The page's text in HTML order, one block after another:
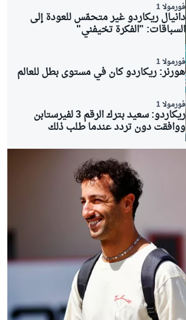
فورمولا 1
دانيال ريكاردو غير متحمّس للعودة إلى
السباقات: "الفكرة تخيفني"
فورمولا 1
هورنر: ريكاردو كان في مستوى بطل للعالم
فورمولا 1
ريكاردو: سعيد بترك الرقم 3 لفيرستابن
ووافقت دون تردد عندما طلب ذلك